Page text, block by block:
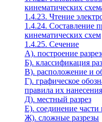
кинематических
1.4.23. Чтение
1.4.24. Составление
кинематических схем
1.4.25. Сечение
А). построение
Б). классификация
В). расположение и
Г). графическое
правила их
Д). местный разрез
Е). соединение части
Ж). сложные разрезы